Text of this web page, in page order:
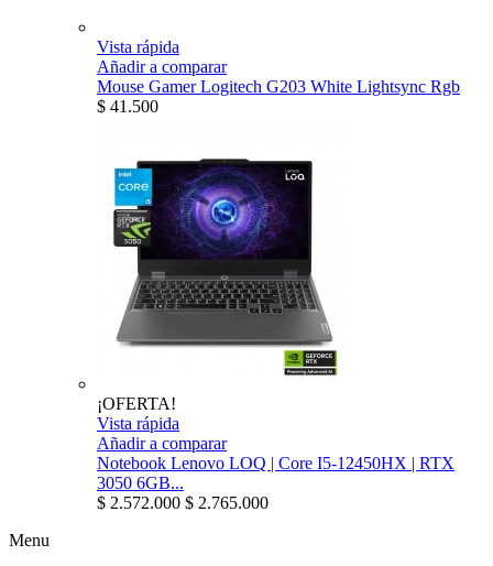
Vista rápida
Añadir a comparar
Mouse Gamer Logitech G203 White Lightsync Rgb
$ 41.500
¡OFERTA!
Vista rápida
Añadir a comparar
Notebook Lenovo LOQ | Core I5-12450HX | RTX
3050 6GB...
$ 2.572.000 $ 2.765.000
Menu